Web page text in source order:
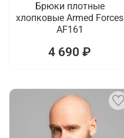
Брюки плотные
хлопковые Armed Forces
AF161
4 690 ₽